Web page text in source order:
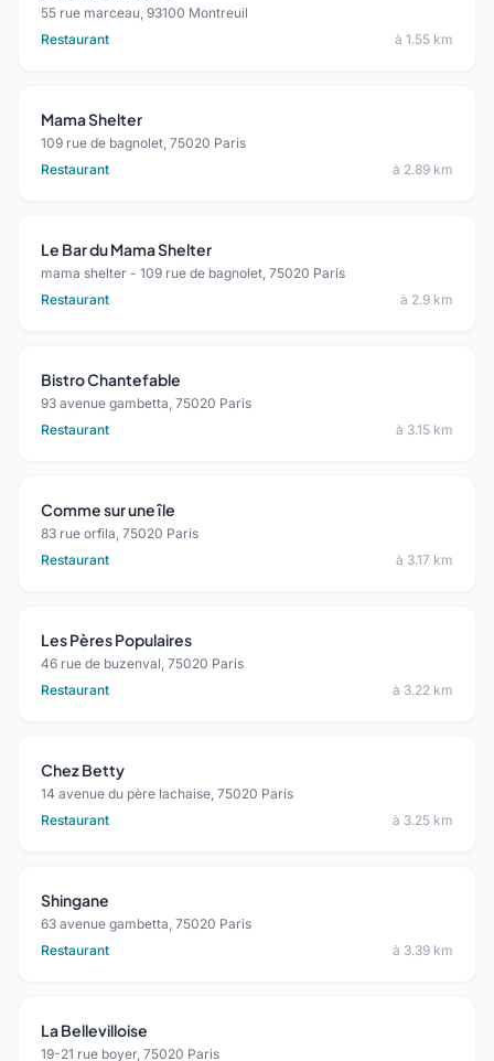
55 rue marceau, 93100 Montreuil
Restaurant
à 1.55 km
Mama Shelter
109 rue de bagnolet, 75020 Paris
Restaurant
à 2.89 km
Le Bar du Mama Shelter
mama shelter - 109 rue de bagnolet, 75020 Paris
Restaurant
à 2.9 km
Bistro Chantefable
93 avenue gambetta, 75020 Paris
Restaurant
à 3.15 km
Comme sur une île
83 rue orfila, 75020 Paris
Restaurant
à 3.17 km
Les Pères Populaires
46 rue de buzenval, 75020 Paris
Restaurant
à 3.22 km
Chez Betty
14 avenue du père lachaise, 75020 Paris
Restaurant
à 3.25 km
Shingane
63 avenue gambetta, 75020 Paris
Restaurant
à 3.39 km
La Bellevilloise
19-21 rue boyer, 75020 Paris